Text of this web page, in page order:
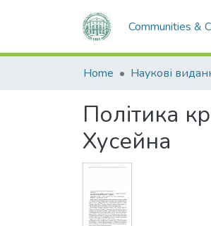
Communities &
Home
Політика
Хусейна